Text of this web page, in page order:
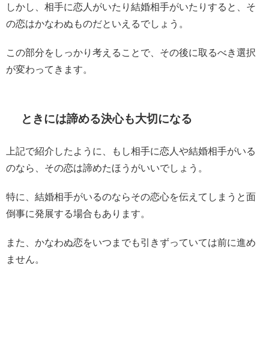
しかし、相手に恋人がいたり結婚相手がいたりすると、そ
の恋はかなわぬものだといえるでしょう。
この部分をしっかり考えることで、その後に取るべき選択
が変わってきます。
ときには諦める決心も大切になる
上記で紹介したように、もし相手に恋人や結婚相手がいる
のなら、その恋は諦めたほうがいいでしょう。
特に、結婚相手がいるのならその恋心を伝えてしまうと面
倒事に発展する場合もあります。
また、かなわぬ恋をいつまでも引きずっていては前に進め
ません。